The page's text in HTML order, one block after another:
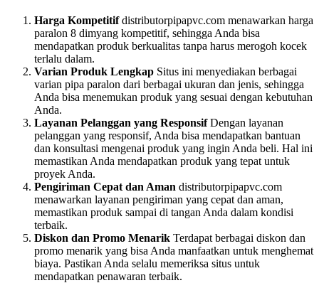
Harga Kompetitifdistributorpipapvc.com menawarkan harga
paralon 8 dimyang kompetitif, sehingga Anda bisa
mendapatkan produk berkualitas tanpa harus merogoh kocek
terlalu dalam.
Varian Produk Lengkap Situs ini menyediakan berbagai
varian pipa paralon dari berbagai ukuran dan jenis, sehingga
Anda bisa menemukan produk yang sesuai dengan kebutuhan
Anda.
Layanan Pelanggan yang ResponsifDengan layanan
pelanggan yang responsif, Anda bisa mendapatkan bantuan
dan konsultasi mengenai produk yang ingin Anda beli. Hal ini
memastikan Anda mendapatkan produk yang tepat untuk
proyek Anda.
Pengiriman Cepat dan Aman distributorpipapvc.com
menawarkan layanan pengiriman yang cepat dan aman,
memastikan produk sampai di tangan Anda dalam kondisi
terbaik.
Diskon dan Promo Menarik Terdapat berbagai diskon dan
promo menarik yang bisa Anda manfaatkan untuk menghemat
biaya. Pastikan Anda selalu memeriksa situs untuk
mendapatkan penawaran terbaik.